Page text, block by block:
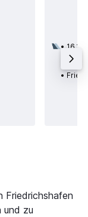
16.10.
3
Friedrichshafen
und zu